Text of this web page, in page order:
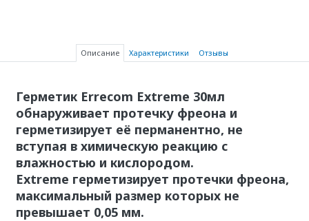
Описание Характеристики Отзывы
Герметик Errecom Extreme 30мл
обнаруживает протечку фреона и
герметизирует её перманентно, не
вступая в химическую реакцию с
влажностью и кислородом.
Extreme герметизирует протечки фреона,
максимальный размер которых не
превышает 0,05 мм.